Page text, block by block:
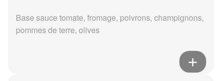
Base sauce tomate, fromage, poivrons, champignons,
pommes de terre, olives